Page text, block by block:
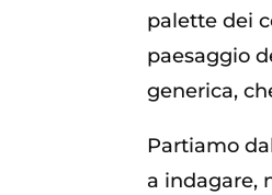
palette dei
paesaggio
generica,
Partiamo
a indagare,